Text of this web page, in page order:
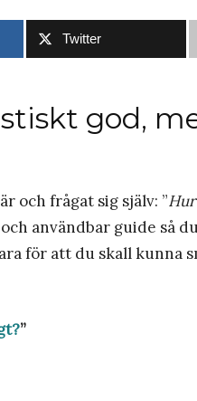
Twitter
god,
och frågat sig själv: ”
användbar guide så
för att du skall kunna
”